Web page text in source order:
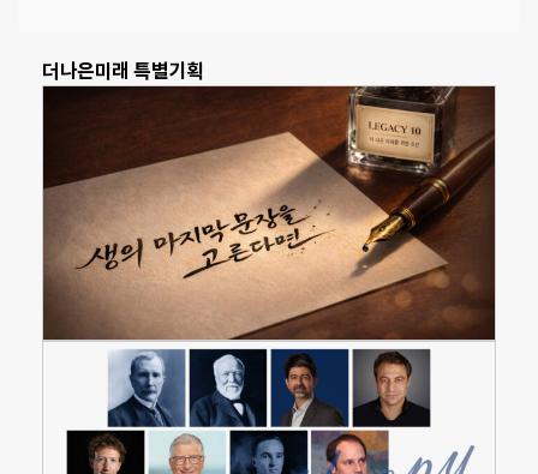
더나은미래 특별기획